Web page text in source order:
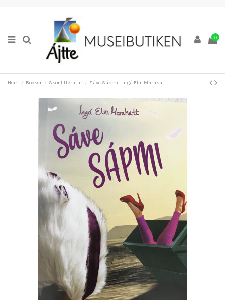
0
Hem Böcker Skönlitteratur Sáve Sápmi - Ingá Elin Marakatt